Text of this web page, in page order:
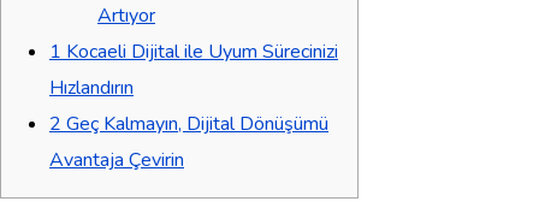
Artıyor
1 Kocaeli Dijital ile Uyum Sürecinizi
Hızlandırın
2 Geç Kalmayın, Dijital Dönüşümü
Avantaja Çevirin